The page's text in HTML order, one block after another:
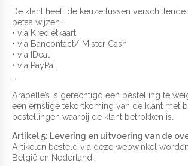
De klant heeft de keuze tussen
betaalwijzen :
• via Kredietkaart
• via Bancontact/ Mister Cash
• via IDeal
• via PayPal
…
Arabelle’s is gerechtigd een bestelling te
een ernstige tekortkoming van de klant met
bestellingen waarbij de klant betrokken is.
Artikel 5: Levering en uitvoering van de
Artikelen besteld via deze webwinkel
België en Nederland.